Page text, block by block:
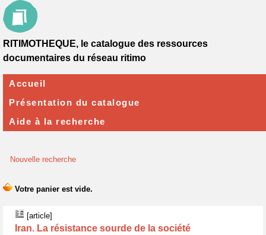
Nouvelle recherche
[article]
Iran. La résistance sourde de la société
RITIMOTHEQUE, le catalogue des ressources
documentaires du réseau ritimo
Accueil
Présentation du catalogue
Aide à la recherche